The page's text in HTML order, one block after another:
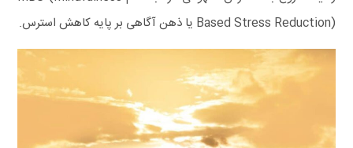
Based Stress Reduction) یا ذهن‌ آگاهی بر پایه کاهش استرس.